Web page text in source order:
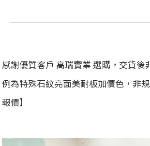
感謝優質客戶 高瑞實業 選購，交貨後
例為特殊石紋亮面美耐板加價色，非
報價】